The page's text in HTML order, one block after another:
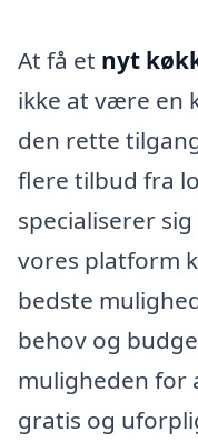
At få et nyt
ikke at være en
den rette
flere tilbud fra
specialiserer
vores platform
bedste
behov og
muligheden for
gratis og